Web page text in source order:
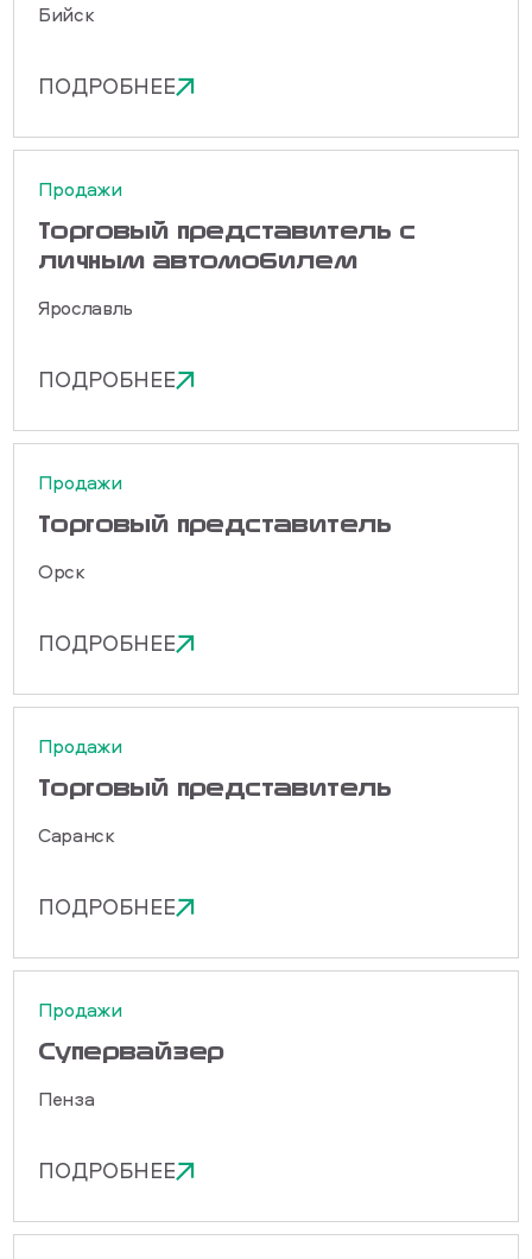
Бийск
ПОДРОБНЕЕ
Продажи
Торговый представитель с
личным автомобилем
Ярославль
ПОДРОБНЕЕ
Продажи
Торговый представитель
Орск
ПОДРОБНЕЕ
Продажи
Торговый представитель
Саранск
ПОДРОБНЕЕ
Продажи
Cупервайзер
Пенза
ПОДРОБНЕЕ